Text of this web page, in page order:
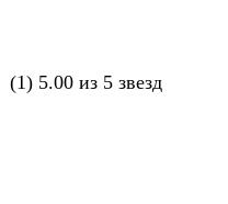
(1) 5.00 из 5 звезд